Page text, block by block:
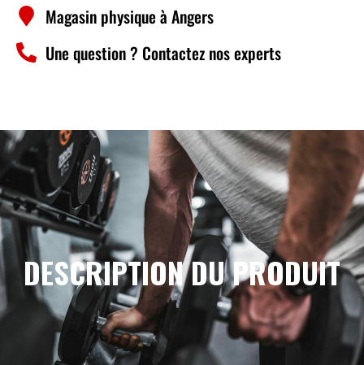
Magasin physique à Angers
Une question ? Contactez nos experts
DESCRIPTION DU PRODUIT